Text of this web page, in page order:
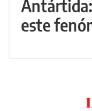
este